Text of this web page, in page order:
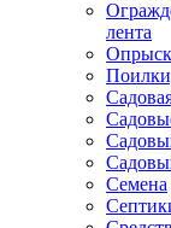
лента
Семена